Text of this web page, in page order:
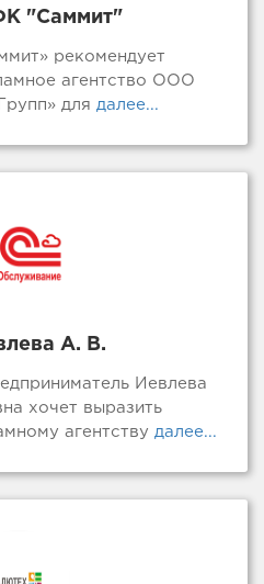
"Саммит"
рекомендует
агентство ООО
для далее...
А. В.
Иевлева
хочет выразить
агентству далее...